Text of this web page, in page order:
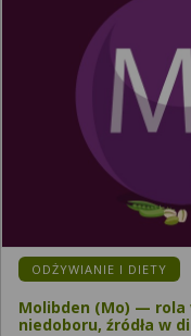
ODŻYWIANIE I DIETY
Molibden (Mo) —
niedoboru, źródła w